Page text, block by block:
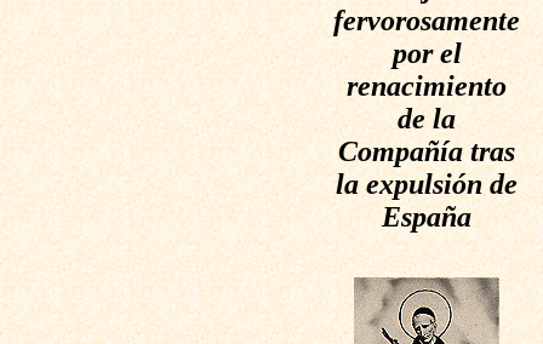
fervorosamente
por el
renacimiento
de la
Compañía tras
la expulsión de
España